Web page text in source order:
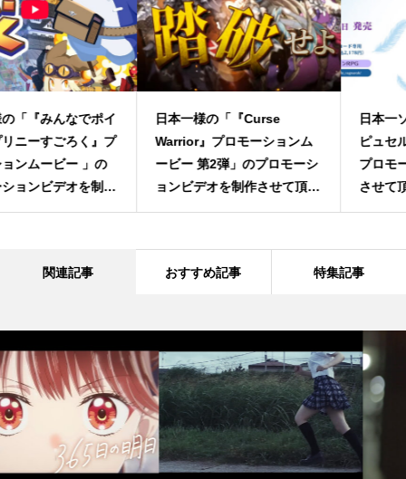
日本一様の「『Curse
Warrior』プロモーションム
ービー 第2弾」のプロモーシ
ョンビデオを制作させて頂き
ました
日本一ソフトウェア様『ラ・
ピュセル†ラグナロック』の
プロモーションビデオを制作
させて頂きました！
関連記事 おすすめ記事 特集記事